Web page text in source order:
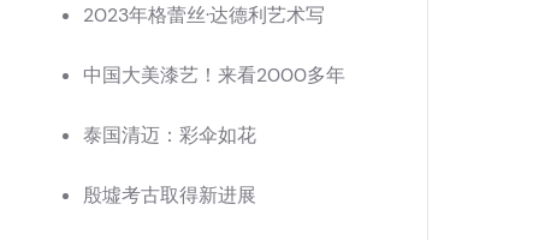
2023年格蕾丝·达德利艺术写
中国大美漆艺！来看2000多年
泰国清迈：彩伞如花
殷墟考古取得新进展